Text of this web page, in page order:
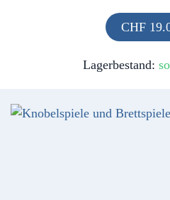
CHF
Lagerbestand: